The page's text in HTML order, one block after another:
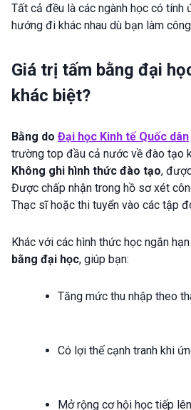
Tất cả đều là các ngành học có tính
hướng đi khác nhau dù bạn làm
Giá trị tấm bằng đại
khác biệt?
Bằng do Đại học Kinh tế Quốc dân
trường top đầu cả nước về đào tạo
Không ghi hình thức đào tạo,
Được chấp nhận trong hồ sơ xét
Thạc sĩ hoặc thi tuyển vào các tập
Khác với các hình thức học ngắn
bằng đại học, giúp bạn:
Tăng mức thu nhập theo
Có lợi thế cạnh tranh khi
Mở rộng cơ hội học tiếp